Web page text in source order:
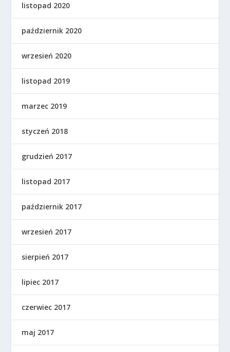
listopad 2020
październik 2020
wrzesień 2020
listopad 2019
marzec 2019
styczeń 2018
grudzień 2017
listopad 2017
październik 2017
wrzesień 2017
sierpień 2017
lipiec 2017
czerwiec 2017
maj 2017